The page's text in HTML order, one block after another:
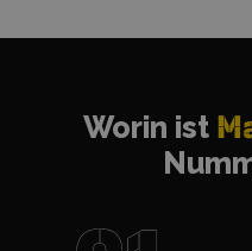
Worin ist